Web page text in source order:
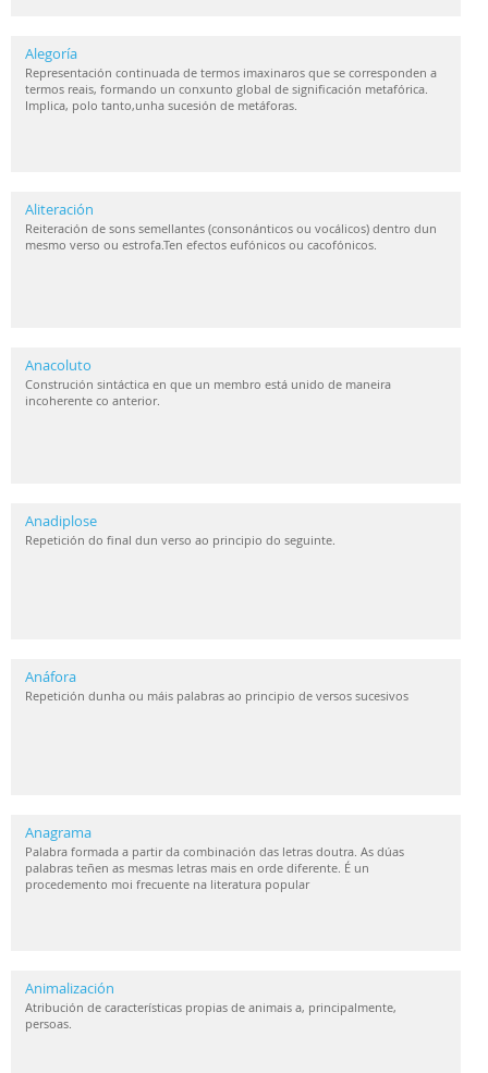
Alegoría
Representación continuada de termos imaxinaros que se corresponden a
termos reais, formando un conxunto global de significación metafórica.
Implica, polo tanto,unha sucesión de metáforas.
Aliteración
Reiteración de sons semellantes (consonánticos ou vocálicos) dentro dun
mesmo verso ou estrofa.Ten efectos eufónicos ou cacofónicos.
Anacoluto
Construción sintáctica en que un membro está unido de maneira
incoherente co anterior.
Anadiplose
Repetición do final dun verso ao principio do seguinte.
Anáfora
Repetición dunha ou máis palabras ao principio de versos sucesivos
Anagrama
Palabra formada a partir da combinación das letras doutra. As dúas
palabras teñen as mesmas letras mais en orde diferente. É un
procedemento moi frecuente na literatura popular
Animalización
Atribución de características propias de animais a, principalmente,
persoas.